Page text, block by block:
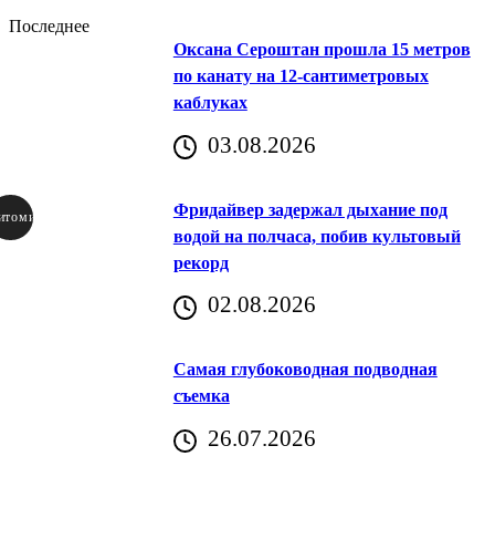
Последнее
Оксана Сероштан прошла 15 метров
по канату на 12-сантиметровых
каблуках
03.08.2026
Фридайвер задержал дыхание под
водой на полчаса, побив культовый
рекорд
02.08.2026
Самая глубоководная подводная
съемка
26.07.2026